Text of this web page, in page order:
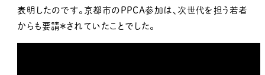
表明したのです。京都市のPPCA参加は、次世代を担う若者
からも要請＊されていたことでした。